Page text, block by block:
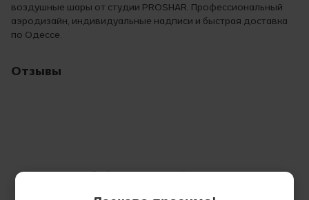
воздушные шары от студии PROSHAR. Профессиональный
аэродизайн, индивидуальные надписи и быстрая доставка
по Одессе.
Отзывы
Добавьте первый отзыв